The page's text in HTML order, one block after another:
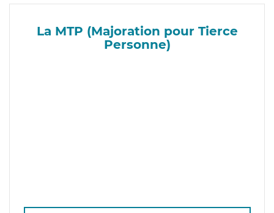
La MTP (Majoration pour Tierce
Personne)